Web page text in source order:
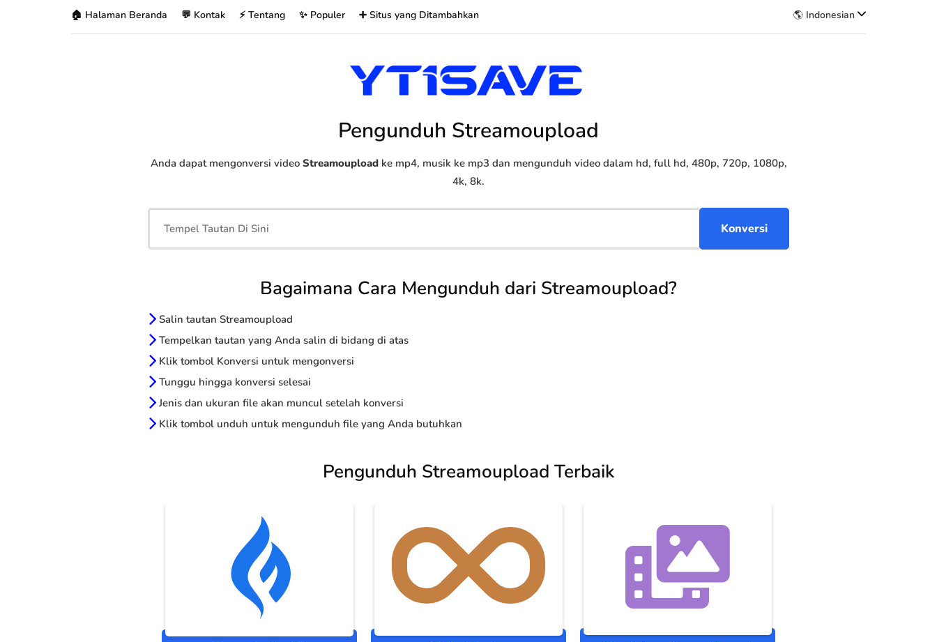
🏠 Halaman Beranda 💬 Kontak ⚡ Tentang ✨ Populer ➕ Situs yang Ditambahkan 🌎 Indonesian
Pengunduh Streamoupload
Anda dapat mengonversi video Streamouploadke mp4, musik ke mp3 dan mengunduh video dalam hd, full hd, 480p, 720p, 1080p,
4k, 8k.
Bagaimana Cara Mengunduh dari Streamoupload?
Salin tautan Streamoupload
Tempelkan tautan yang Anda salin di bidang di atas
Klik tombol Konversi untuk mengonversi
Tunggu hingga konversi selesai
Jenis dan ukuran file akan muncul setelah konversi
Klik tombol unduh untuk mengunduh file yang Anda butuhkan
Pengunduh Streamoupload Terbaik